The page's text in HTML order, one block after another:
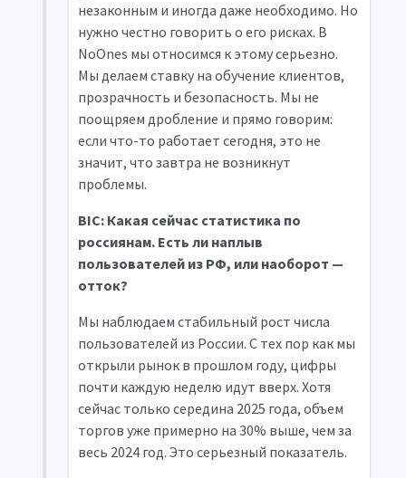
незаконным и иногда даже необходимо. Но
нужно честно говорить о его рисках. В
NoOnes мы относимся к этому серьезно.
Мы делаем ставку на обучение клиентов,
прозрачность и безопасность. Мы не
поощряем дробление и прямо говорим:
если что-то работает сегодня, это не
значит, что завтра не возникнут
проблемы.
BIC: Какая сейчас статистика по
россиянам. Есть ли наплыв
пользователей из РФ, или наоборот —
отток?
Мы наблюдаем стабильный рост числа
пользователей из России. С тех пор как мы
открыли рынок в прошлом году, цифры
почти каждую неделю идут вверх. Хотя
сейчас только середина 2025 года, объем
торгов уже примерно на 30% выше, чем за
весь 2024 год. Это серьезный показатель.